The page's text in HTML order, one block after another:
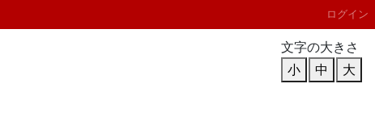
ログイン
文字の大きさ
小
中 大